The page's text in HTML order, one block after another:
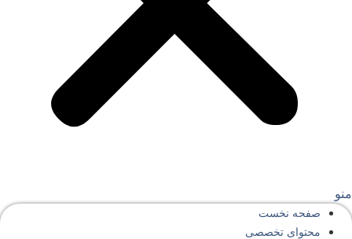
صفحه‌ نخست
محتوای‌ تخصصی